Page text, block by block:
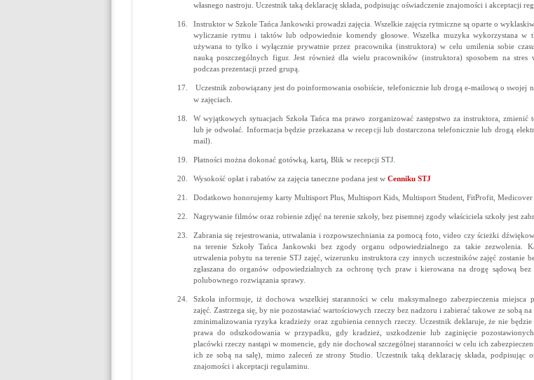
własnego nastroju. Uczestnik taką deklarację składa, podpisując oświadczenie znajomości i akceptacji
Instruktor w Szkole Tańca Jankowski prowadzi zajęcia. Wszelkie zajęcia rytmiczne są oparte o
wyliczanie rytmu i taktów lub odpowiednie komendy głosowe. Wszelka muzyka wykorzystana w
używana to tylko i wyłącznie prywatnie przez pracownika (instruktora) w celu umilenia sobie
nauką poszczególnych figur. Jest również dla wielu pracowników (instruktora) sposobem na stres
podczas prezentacji przed grupą.
Uczestnik zobowiązany jest do poinformowania osobiście, telefonicznie lub drogą e-mailową o swojej
w zajęciach.
W wyjątkowych sytuacjach Szkoła Tańca ma prawo zorganizować zastępstwo za instruktora, zmienić
lub je odwołać. Informacja będzie przekazana w recepcji lub dostarczona telefonicznie lub drogą
mail).
Płatności można dokonać gotówką, kartą, Blik w recepcji STJ.
Wysokość opłat i rabatów za zajęcia taneczne podana jest w Cenniku STJ
Dodatkowo honorujemy karty Multisport Plus, Multisport Kids, Multisport Student, FitProfit, Medicover
Nagrywanie filmów oraz robienie zdjęć na terenie szkoły, bez pisemnej zgody właściciela szkoły jest
Zabrania się rejestrowania, utrwalania i rozpowszechniania za pomocą foto, video czy ścieżki
na terenie Szkoły Tańca Jankowski bez zgody organu odpowiedzialnego za takie zezwolenia.
utrwalenia pobytu na terenie STJ zajęć, wizerunku instruktora czy innych uczestników zajęć zostanie
zgłaszana do organów odpowiedzialnych za ochronę tych praw i kierowana na drogę sądową bez
polubownego rozwiązania sprawy.
Szkoła informuje, iż dochowa wszelkiej staranności w celu maksymalnego zabezpieczenia miejsca
zajęć. Zastrzega się, by nie pozostawiać wartościowych rzeczy bez nadzoru i zabierać takowe ze sobą na
zminimalizowania ryzyka kradzieży oraz zgubienia cennych rzeczy. Uczestnik deklaruje, że nie będzie
prawa do odszkodowania w przypadku, gdy kradzież, uszkodzenie lub zaginięcie
placówki rzeczy nastąpi w momencie, gdy nie dochował szczególnej staranności w celu ich
ich ze sobą na salę), mimo zaleceń ze strony Studio. Uczestnik taką deklarację składa, podpisując
znajomości i akceptacji regulaminu.